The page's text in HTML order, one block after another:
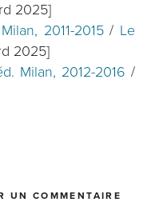
2025]
2011-2015/ Le
2025]
Milan, 2012-2016 /
UN COMMENTAIRE